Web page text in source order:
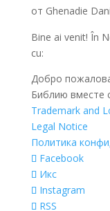
от Ghenadie
Bine ai venit! În
cu:
Добро
Библию вместе
Trademark and
Legal Notice
Политика
Facebook
Икс
Instagram
RSS